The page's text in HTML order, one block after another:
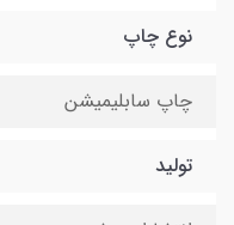
نوع چاپ
چاپ سابلیمیشن
تولید